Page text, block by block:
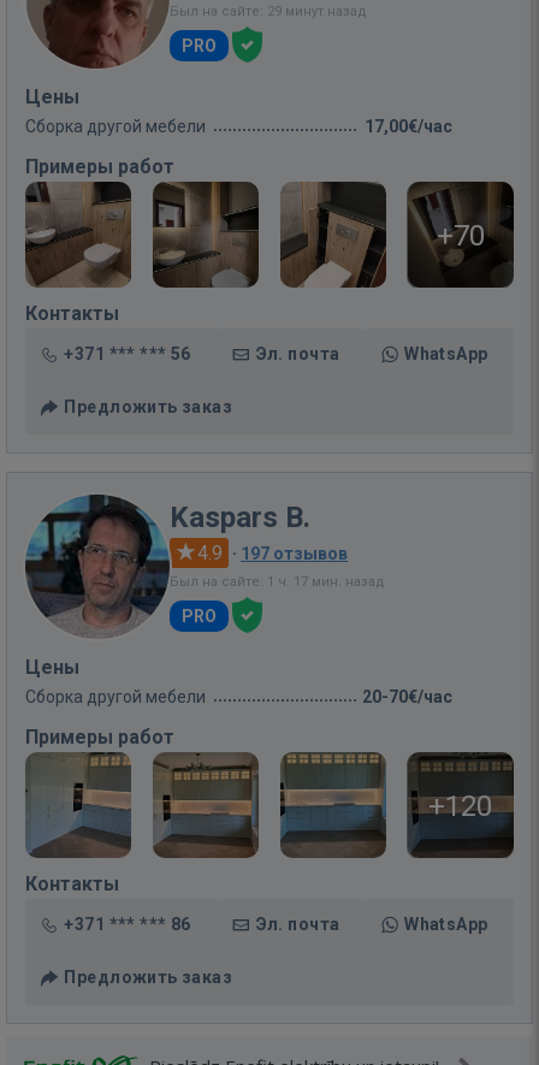
Был на сайте: 29 минут назад
PRO
Цены
Сборка другой мебели 17,00€/час
Примеры работ
+70
Контакты
+371 *** *** 56 Эл. почта WhatsApp
Предложить заказ
Kaspars B.
4.9 · 197 отзывов
Был на сайте: 1 ч. 17 мин. назад
PRO
Цены
Сборка другой мебели 20-70€/час
Примеры работ
+120
Контакты
+371 *** *** 86 Эл. почта WhatsApp
Предложить заказ